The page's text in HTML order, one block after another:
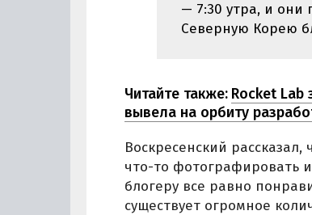
— 7:30 утра, и они
Северную Корею
Читайте также: Rocket Lab
вывела на орбиту
Воскресенский
что-то фотографировать
блогеру все равно
существует огромное